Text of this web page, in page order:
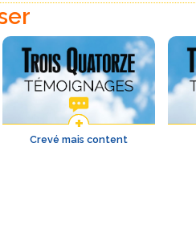
Crevé mais content